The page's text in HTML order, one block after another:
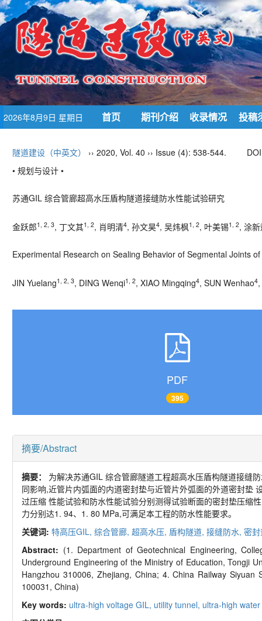
2026年8月9日 星期日 首页 期刊介绍 收录情况 投稿
隧道建设（中英文） ›› 2020, Vol. 40 ›› Issue (4): 538-544.
• 规划与设计 •
苏通GIL 综合管廊超高水压盾构隧道接缝防水性能试验研究
金跃郎1, 2, 3, 丁文其1, 2, 肖明清4, 孙文昊4, 吴炜枫1, 2, 叶美锡1, 2, 涂
Experimental Research on Sealing Behavior of Segmental Joints
JIN Yuelang1, 2, 3, DING Wenqi1, 2, XIAO Mingqing4, SUN Wenhao4
PDF
395
摘要/Abstract
摘要： 为解决苏通GIL 综合管廊隧道工程超高水压盾构隧道接缝
同影响,近管片内弧面的内道密封垫与近管片外弧面的外道密封垫
过压缩 性能试验和防水性能试验分别测得试验断面的密封垫压缩
力分别达1. 94、1. 80 MPa,可满足本工程的防水性能要求。
关键词: 特高压GIL, 综合管廊, 超高水压, 盾构隧道, 接缝防水, 密
Abstract: (1. Department of Geotechnical Engineering,
Underground Engineering of the Ministry of Education, Tongji
Hangzhou 310006, Zhejiang, China; 4. China Railway
100031, China)
Key words: ultra-high voltage GIL, utility tunnel, ultra-high